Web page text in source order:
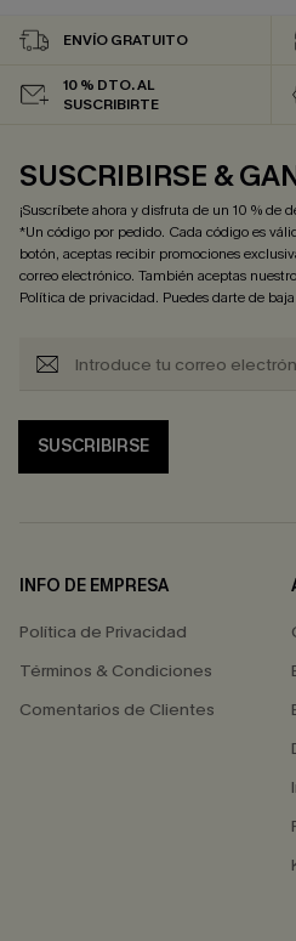
ENVÍO GRATUITO
10 % DTO. AL
SUSCRIBIRTE
SUSCRIBIRSE &
¡Suscríbete ahora y disfruta de un 10 % de
*Un código por pedido. Cada código es
botón, aceptas recibir promociones
correo electrónico. También aceptas
Política de privacidad. Puedes darte de
SUSCRIBIRSE
INFO DE EMPRESA
Política de Privacidad
Términos & Condiciones
Comentarios de Clientes